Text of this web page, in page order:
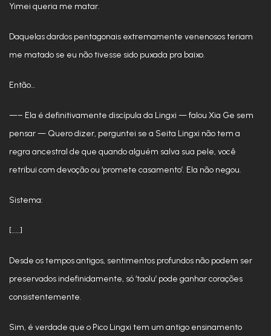
Yimei queria me matar.
Daquelas dardos pentagonais extremamente venenosos teriam
me matado se eu não tivesse sido puxada pra baixo.
Então…
—– Ela é definitivamente discípula da Lingxi — falou Xia Ge sem
pensar — Quero dizer, perguntei se a Seita Lingxi não tem a
regra ancestral de que quando alguém salva sua pele, você
retribui com devoção ou ‘promete casamento’. Ela não negou.
Sistema:
[……]
Desde os tempos antigos, sentimentos profundos não podem ser
preservados indefinidamente, só ‘taolu’ pode ganhar corações
consistentemente.
Sim, é verdade que o Pico Lingxi tem um antigo ensinamento